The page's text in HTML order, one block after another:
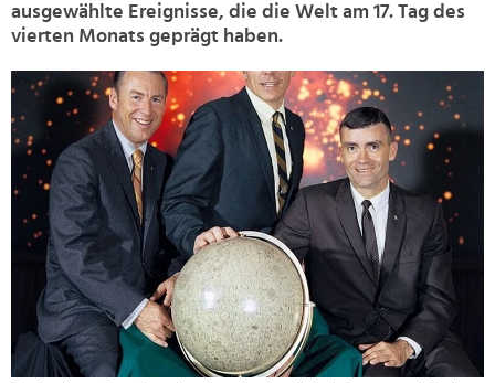
ausgewählte Ereignisse, die die Welt am 17. Tag des
vierten Monats geprägt haben.